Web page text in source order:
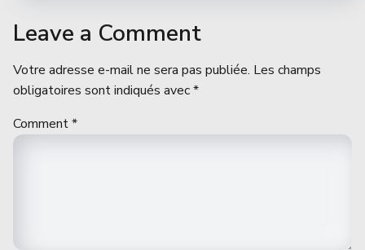
Leave a Comment
Votre adresse e-mail ne sera pas publiée. Les champs
obligatoires sont indiqués avec*
Comment*